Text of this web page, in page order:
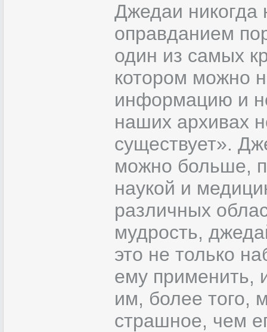
Джедаи никогда
оправданием
один из самых
котором можно
информацию и
наших архивах
существует».
можно больше,
наукой и
различных
мудрость,
это не только
ему применить,
им, более того,
страшное, чем